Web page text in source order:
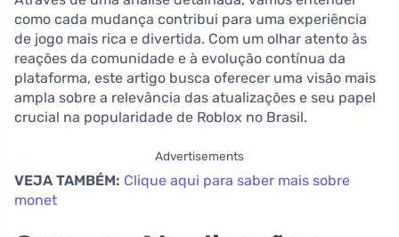
como cada mudança contribui para uma experiência
de jogo mais rica e divertida. Com um olhar atento às
reações da comunidade e à evolução contínua da
plataforma, este artigo busca oferecer uma visão mais
ampla sobre a relevância das atualizações e seu papel
crucial na popularidade de Roblox no Brasil.
Advertisements
VEJA TAMBÉM: Clique aqui para saber mais sobre
monet